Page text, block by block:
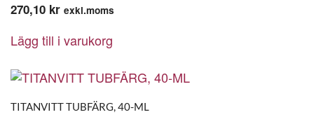
270,10 kr exkl.moms
Lägg till i varukorg
TITANVITT TUBFÄRG, 40-ML